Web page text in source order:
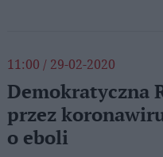
11:00 / 29-02-2020
Demokratyczna
przez
o eboli